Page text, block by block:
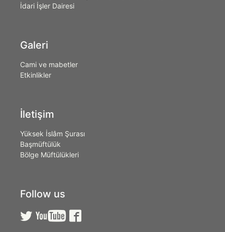
İdari İşler Dairesi
Galeri
Cami ve mabetler
Etkinlikler
İletişim
Yüksek İslâm Şurası
Başmüftülük
Bölge Müftülükleri
Follow us
  